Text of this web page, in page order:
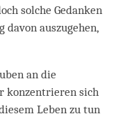
solche Gedanken
auszugehen,
an die
konzentrieren sich
Leben zu tun